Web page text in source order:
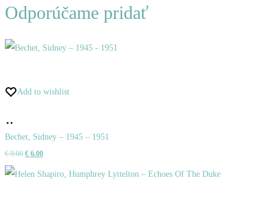
Odporúčame pridať
Add to wishlist
do
košíka
Bechet, Sidney – 1945 – 1951
€9.00 Pôvodná
€ 6.00Aktuálna